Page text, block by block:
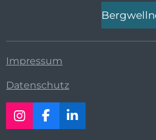
Impressum
Datenschutz
I
n
F
a
L
i